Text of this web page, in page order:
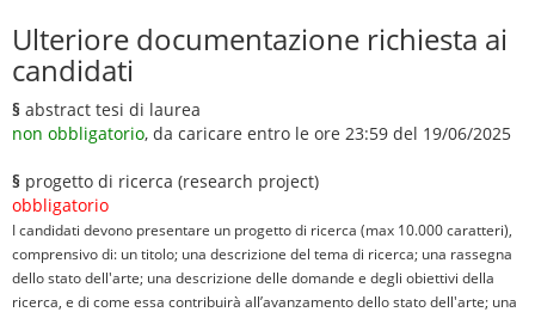
Ulteriore documentazione richiesta ai
candidati
§ abstract tesi di laurea
non obbligatorio, da caricare entro le ore 23:59 del 19/06/2025
§ progetto di ricerca (research project)
obbligatorio
I candidati devono presentare un progetto di ricerca (max 10.000 caratteri),
comprensivo di: un titolo; una descrizione del tema di ricerca; una rassegna
dello stato dell'arte; una descrizione delle domande e degli obiettivi della
ricerca, e di come essa contribuirà all’avanzamento dello stato dell'arte; una